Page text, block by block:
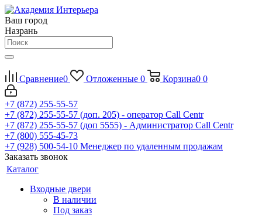
Ваш город
Назрань
Сравнение0 Отложенные 0 Корзина0 0
+7 (872) 255-55-57
+7 (872) 255-55-57 (доп. 205) - оператор Call Centr
+7 (872) 255-55-57 (доп 5555) - Администратор Call Centr
+7 (800) 555-45-73
+7 (928) 500-54-10 Менеджер по удаленным продажам
Заказать звонок
Каталог
Входные двери
В наличии
Под заказ